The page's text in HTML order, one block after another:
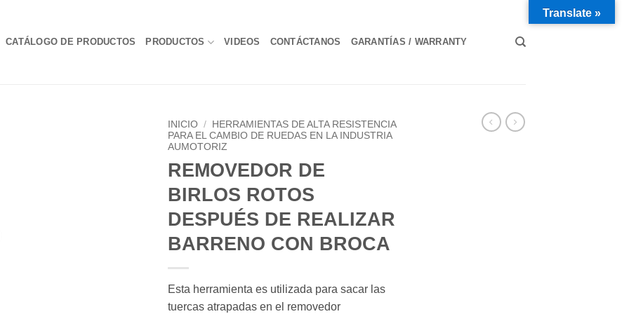
CATÁLOGO DE PRODUCTOS PRODUCTOS VIDEOS CONTÁCTANOS GARANTÍAS / WARRANTY
INICIO /
HERRAMIENTAS DE ALTA RESISTENCIA
PARA EL CAMBIO DE RUEDAS EN LA INDUSTRIA
AUMOTORIZ
REMOVEDOR DE
BIRLOS ROTOS
DESPUÉS DE REALIZAR
BARRENO CON BROCA
Esta herramienta es utilizada para sacar las
tuercas atrapadas en el removedor
Translate »